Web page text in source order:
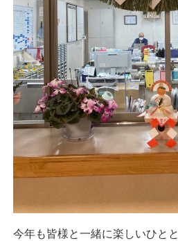
今年も皆様と一緒に楽しいひと